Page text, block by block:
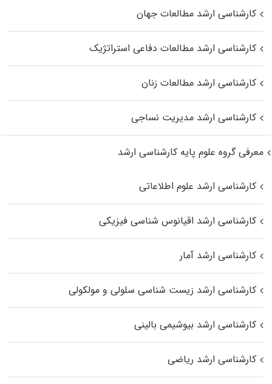
کارشناسی ارشد مطالعات جهان
کارشناسی ارشد مطالعات دفاعی استراتژیک
کارشناسی ارشد مطالعات زنان
کارشناسی ارشد مدیریت نساجی
معرفی گروه علوم پایه کارشناسی ارشد
کارشناسی ارشد علوم اطلاعاتی
کارشناسی ارشد اقیانوس‌ شناسی فیزیکی
کارشناسی ارشد آمار
کارشناسی ارشد زیست شناسی سلولی و مولکولی
کارشناسی ارشد بیوشیمی بالینی
کارشناسی ارشد ریاضی